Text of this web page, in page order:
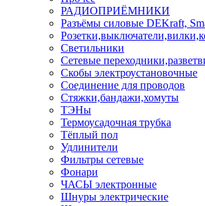
РАДИОПРИЁМНИКИ
Разъёмы силовые DEKraft,
Светильники
Сетевые
Скобы электроустановочные
Соединение для проводов
Стяжки,бандажи,хомуты
ТЭНы
Термоусадочная трубка
Тёплый пол
Удлинители
Фильтры сетевые
Фонари
ЧАСЫ электронные
Шнуры электрические